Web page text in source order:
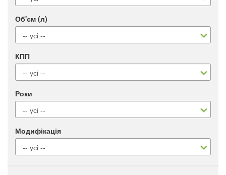
Об'єм (л)
КПП
Роки
Модифікація